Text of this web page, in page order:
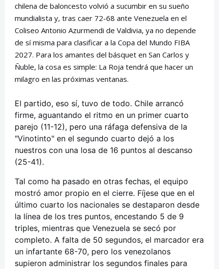
chilena de baloncesto volvió a sucumbir en su sueño
mundialista y, tras caer 72-68 ante Venezuela en el
Coliseo Antonio Azurmendi de Valdivia, ya no depende
de sí misma para clasificar a la Copa del Mundo FIBA
2027. Para los amantes del básquet en San Carlos y
Ñuble, la cosa es simple: La Roja tendrá que hacer un
milagro en las próximas ventanas.
El partido, eso sí, tuvo de todo. Chile arrancó
firme, aguantando el ritmo en un primer cuarto
parejo (11-12), pero una ráfaga defensiva de la
"Vinotinto" en el segundo cuarto dejó a los
nuestros con una losa de 16 puntos al descanso
(25-41).
Tal como ha pasado en otras fechas, el equipo
mostró amor propio en el cierre. Fíjese que en el
último cuarto los nacionales se destaparon desde
la línea de los tres puntos, encestando 5 de 9
triples, mientras que Venezuela se secó por
completo. A falta de 50 segundos, el marcador era
un infartante 68-70, pero los venezolanos
supieron administrar los segundos finales para